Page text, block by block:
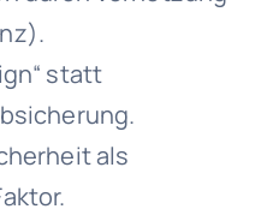
statt
als